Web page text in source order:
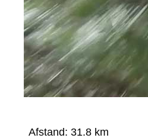
Afstand: 31.8 km